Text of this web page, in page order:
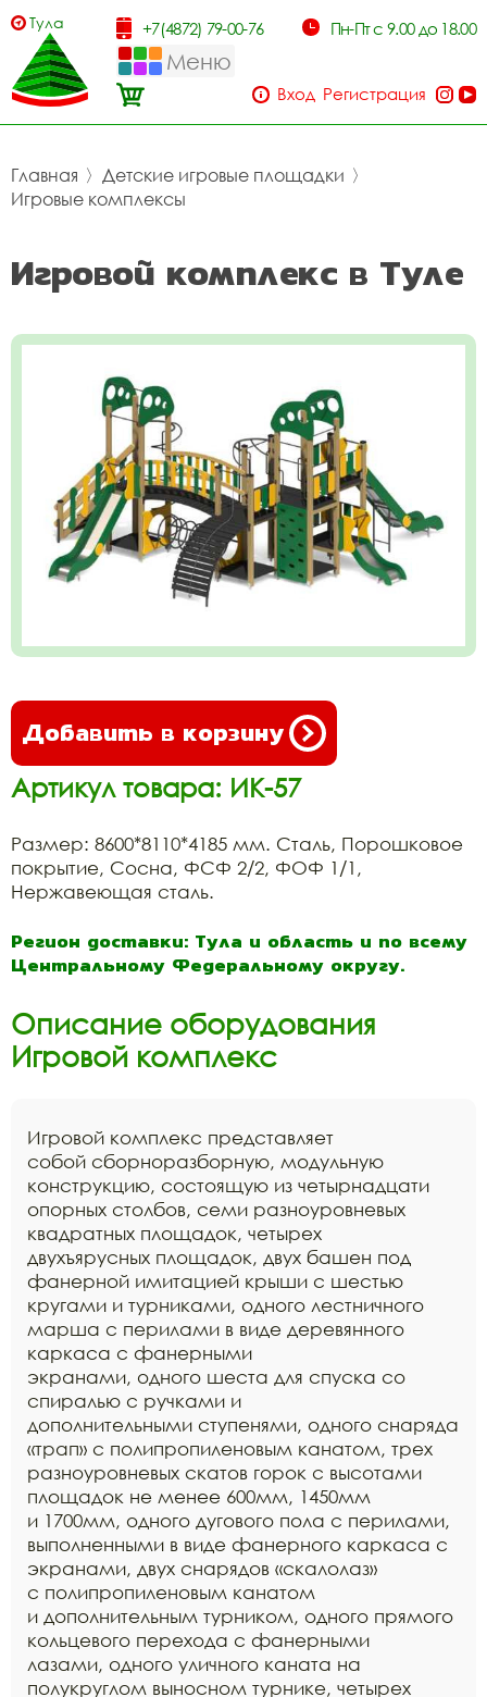
Тула +7(4872) 79-00-76 Пн-Пт с 9.00 до 18.00
Меню
Вход Регистрация
Главная 〉 Детские игровые площадки 〉
Игровые комплексы
Игровой комплекс в Туле
Добавить в корзину
Артикул товара: ИК-57
Размер: 8600*8110*4185 мм. Сталь, Порошковое
покрытие, Сосна, ФСФ 2/2, ФОФ 1/1,
Нержавеющая сталь.
Регион доставки: Тула и область и по всему
Центральному Федеральному округу.
Описание оборудования
Игровой комплекс
Игровой комплекс представляет
собой сборноразборную, модульную
конструкцию, состоящую из четырнадцати
опорных столбов, семи разноуровневых
квадратных площадок, четырех
двухъярусных площадок, двух башен под
фанерной имитацией крыши с шестью
кругами и турниками, одного лестничного
марша с перилами в виде деревянного
каркаса с фанерными
экранами, одного шеста для спуска со
спиралью с ручками и
дополнительными ступенями, одного снаряда
«трап» с полипропиленовым канатом, трех
разноуровневых скатов горок с высотами
площадок не менее 600мм, 1450мм
и 1700мм, одного дугового пола с перилами,
выполненными в виде фанерного каркаса с
экранами, двух снарядов «скалолаз»
с полипропиленовым канатом
и дополнительным турником, одного прямого
кольцевого перехода с фанерными
лазами, одного уличного каната на
полукруглом выносном турнике, четырех